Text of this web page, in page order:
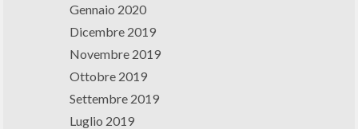
Gennaio 2020
Dicembre 2019
Novembre 2019
Ottobre 2019
Settembre 2019
Luglio 2019